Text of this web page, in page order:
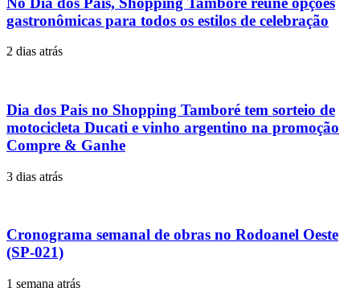
gastronômicas para todos os estilos de celebração
2 dias atrás
Dia dos Pais no Shopping Tamboré tem sorteio de
motocicleta Ducati e vinho argentino na promoção
Compre & Ganhe
3 dias atrás
Cronograma semanal de obras no Rodoanel Oeste
(SP-021)
1 semana atrás